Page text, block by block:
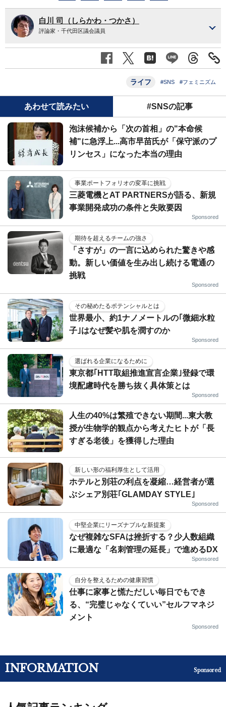
白川 司（しらかわ・つかさ）
評論家・千代田区議会議員
ライフ #SNS #フェミニズム
あわせて読みたい #SNSの記事
泡沫候補から「次の首相」の"本命候
補"に急浮上...高市早苗氏が「保守派のプ
リンセス」になった本当の理由
事業ポートフォリオの変革に挑戦
三菱電機とAT PARTNERSが語る、新規
事業開発成功の条件と失敗要因
Sponsored
期待を超えるチームの強さ
「さすが」の一言に込められた驚きや感
動。新しい価値を生み出し続ける電通の
挑戦
Sponsored
その秘めたるポテンシャルとは
世界最小、約1ナノメートルの｢微細水粒
子｣はなぜ髪や肌を潤すのか
Sponsored
選ばれる企業になるために
東京都｢HTT取組推進宣言企業｣登録で環
境配慮時代を勝ち抜く具体策とは
Sponsored
人生の40%は繁殖できない期間...東大教
授が生物学的観点から考えたヒトが「長
すぎる老後」を獲得した理由
新しい形の福利厚生として活用
ホテルと別荘の利点を凝縮…経営者が選
ぶシェア別荘｢GLAMDAY STYLE｣
Sponsored
中堅企業にリーズナブルな新提案
なぜ複雑なSFAは挫折する？少人数組織
に最適な「名刺管理の延長」で進めるDX
Sponsored
自分を整えるための健康習慣
仕事に家事と慌ただしい毎日でもでき
る、“完璧じゃなくていい”セルフマネジ
メント
Sponsored
INFORMATION Sponsored